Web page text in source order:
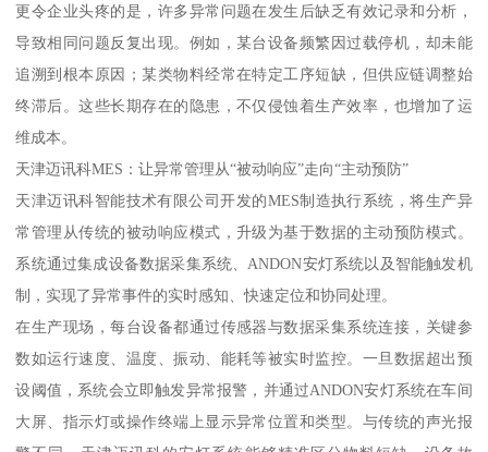
更令企业头疼的是，许多异常问题在发生后缺乏有效记录和分析，
导致相同问题反复出现。例如，某台设备频繁因过载停机，却未能
追溯到根本原因；某类物料经常在特定工序短缺，但供应链调整始
终滞后。这些长期存在的隐患，不仅侵蚀着生产效率，也增加了运
维成本。
天津迈讯科MES：让异常管理从“被动响应”走向“主动预防”
天津迈讯科智能技术有限公司开发的MES制造执行系统，将生产异
常管理从传统的被动响应模式，升级为基于数据的主动预防模式。
系统通过集成设备数据采集系统、ANDON安灯系统以及智能触发机
制，实现了异常事件的实时感知、快速定位和协同处理。
在生产现场，每台设备都通过传感器与数据采集系统连接，关键参
数如运行速度、温度、振动、能耗等被实时监控。一旦数据超出预
设阈值，系统会立即触发异常报警，并通过ANDON安灯系统在车间
大屏、指示灯或操作终端上显示异常位置和类型。与传统的声光报